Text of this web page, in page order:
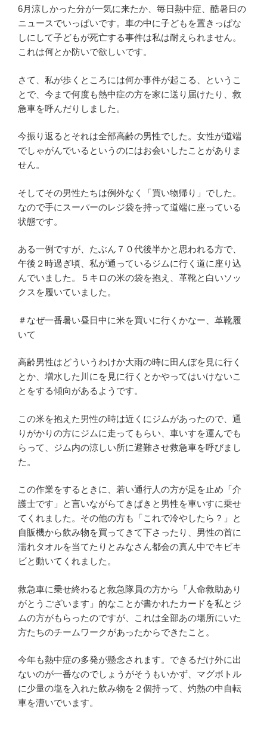
6月涼しかった分が一気に来たか、毎日熱中症、酷暑日の
ニュースでいっぱいです。車の中に子どもを置きっぱな
しにして子どもが死亡する事件は私は耐えられません。
これは何とか防いで欲しいです。
さて、私が歩くところには何か事件が起こる、というこ
とで、今まで何度も熱中症の方を家に送り届けたり、救
急車を呼んだりしました。
今振り返るとそれは全部高齢の男性でした。女性が道端
でしゃがんでいるというのにはお会いしたことがありま
せん。
そしてその男性たちは例外なく「買い物帰り」でした。
なので手にスーパーのレジ袋を持って道端に座っている
状態です。
ある一例ですが、たぶん７０代後半かと思われる方で、
午後２時過ぎ頃、私が通っているジムに行く道に座り込
んでいました。５キロの米の袋を抱え、革靴と白いソッ
クスを履いていました。
＃なぜ一番暑い昼日中に米を買いに行くかなー、革靴履
いて
高齢男性はどういうわけか大雨の時に田んぼを見に行く
とか、増水した川にを見に行くとかやってはいけないこ
とをする傾向があるようです。
この米を抱えた男性の時は近くにジムがあったので、通
りがかりの方にジムに走ってもらい、車いすを運んでも
らって、ジム内の涼しい所に避難させ救急車を呼びまし
た。
この作業をするときに、若い通行人の方が足を止め「介
護士です」と言いながらてきぱきと男性を車いすに乗せ
てくれました。その他の方も「これで冷やしたら？」と
自販機から飲み物を買ってきて下さったり、男性の首に
濡れタオルを当てたりとみなさん都会の真ん中でキビキ
ビと動いてくれました。
救急車に乗せ終わると救急隊員の方から「人命救助あり
がとうございます」的なことが書かれたカードを私とジ
ムの方がもらったのですが、これは全部あの場所にいた
方たちのチームワークがあったからできたこと。
今年も熱中症の多発が懸念されます。できるだけ外に出
ないのが一番なのでしょうがそうもいかず、マグボトル
に少量の塩を入れた飲み物を２個持って、灼熱の中自転
車を漕いでいます。